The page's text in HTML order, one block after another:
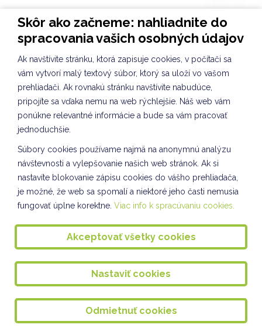
Kultúrny program pre starkých v Seniorcentre
S láskou Seniorcentru
Tvorenie na hodine CLIL v ŠKD
Nácvik piesne na Vianočný bazár
Vybíjaná dievčat
TVORIVÉ DIELNIČKY III. oddelenie ŠKD
Spoločnosť a príroda III. oddelenie ŠKD
Tvorivé dielne VII. odddelenie ŠKD
KULIŠKIÁDA - NOVEMBER
Tvorba kostýmov VII. oddelenie ŠKD
Príprava adventu na škole
Spoločnosť a príroda II. oddelenie ŠKD
Svetový deň pozdravov VIII. oddelenie ŠKD
Skôr ako začneme: nahliadnite do
spracovania vašich osobných údajov
Ak navštívite stránku, ktorá zapisuje cookies, v počítači sa
vám vytvorí malý textový súbor, ktorý sa uloží vo vašom
prehliadači. Ak rovnakú stránku navštívite nabudúce,
pripojíte sa vďaka nemu na web rýchlejšie. Náš web vám
ponúkne relevantné informácie a bude sa vám pracovať
jednoduchšie.
Súbory cookies používame najmä na anonymnú analýzu
návštevnosti a vylepšovanie našich web stránok. Ak si
nastavíte blokovanie zápisu cookies do vášho prehliadača,
je možné, že web sa spomalí a niektoré jeho časti nemusia
fungovať úplne korektne. Viac info k spracúvaniu cookies.
Akceptovať všetky cookies
Nastaviť cookies
Odmietnuť cookies